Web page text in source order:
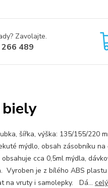
Zavolajte.
489
biely
šířka, výška: 135/155/220
mýdlo, obsah zásobníku
obsahuje cca 0,5ml mýdla,
Vyroben je z bílého ABS
na vruty i samolepky. Dá...